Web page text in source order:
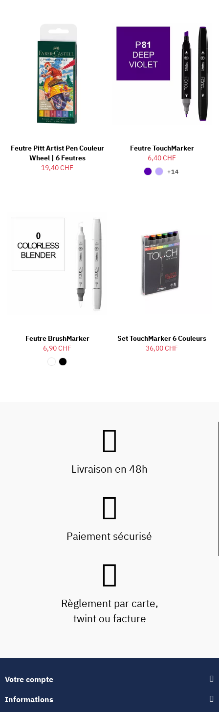
Feutre Pitt Artist Pen Couleur
Wheel | 6 Feutres
19,40 CHF
Feutre TouchMarker
6,40 CHF
+14
Feutre BrushMarker
6,90 CHF
Set TouchMarker 6 Couleurs
36,00 CHF
Livraison en 48h
Paiement sécurisé
Règlement par carte,
twint ou facture
Votre compte
Informations